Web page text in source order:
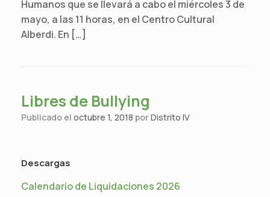
Humanos que se llevará a cabo el miércoles 3 de
mayo, a las 11 horas, en el Centro Cultural
Alberdi. En […]
Libres de Bullying
Publicado el octubre 1, 2018 porDistrito IV
Descargas
Calendario de Liquidaciones 2026